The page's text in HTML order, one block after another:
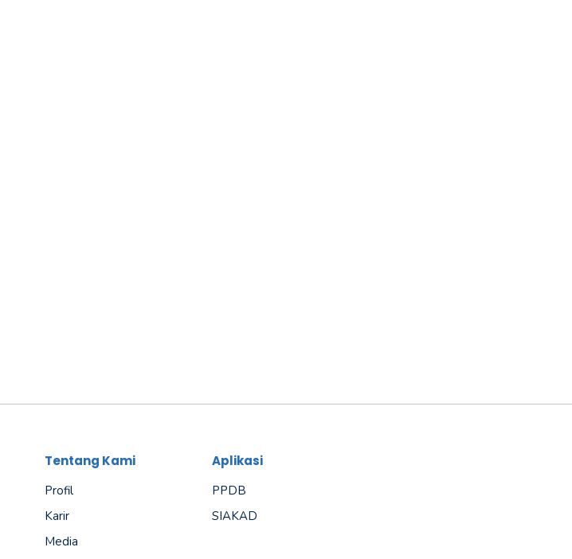
Tentang Kami
Profil
Karir
Media
Aplikasi
PPDB
SIAKAD